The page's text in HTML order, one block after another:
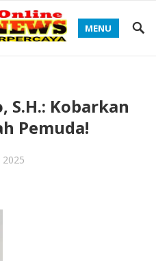
MENU
S.H.: Kobarkan
Pemuda!